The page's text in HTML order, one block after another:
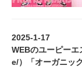
2025-1-17
WEBのユーピー
e/）「オーガニッ